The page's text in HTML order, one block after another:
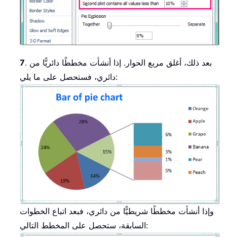
7. بعد ذلك، أغلق مربع الحوار. إذا أنشأت مخططًا دائريًّا من
دائري، فستحصل على ما يلي:
وإذا أنشأت مخططًا شريطيًّا من دائري، فبعد اتباع الخطوات
السابقة، ستحصل على المخطط التالي: